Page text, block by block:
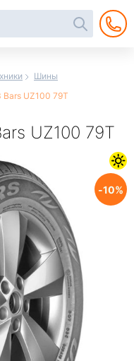
Шины
UZ100 79T
UZ100 79T
10